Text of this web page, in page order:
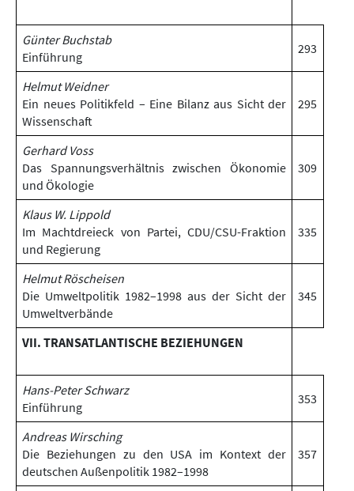
Günter Buchstab
Einführung
293
Helmut Weidner
Ein neues Politikfeld – Eine Bilanz aus Sicht der
Wissenschaft
295
Gerhard Voss
Das Spannungsverhältnis zwischen Ökonomie
und Ökologie
309
Klaus W. Lippold
Im Machtdreieck von Partei, CDU/CSU-Fraktion
und Regierung
335
Helmut Röscheisen
Die Umweltpolitik 1982–1998 aus der Sicht der
Umweltverbände
345
VII. TRANSATLANTISCHE BEZIEHUNGEN
Hans-Peter Schwarz
Einführung
353
Andreas Wirsching
Die Beziehungen zu den USA im Kontext der
deutschen Außenpolitik 1982–1998
357